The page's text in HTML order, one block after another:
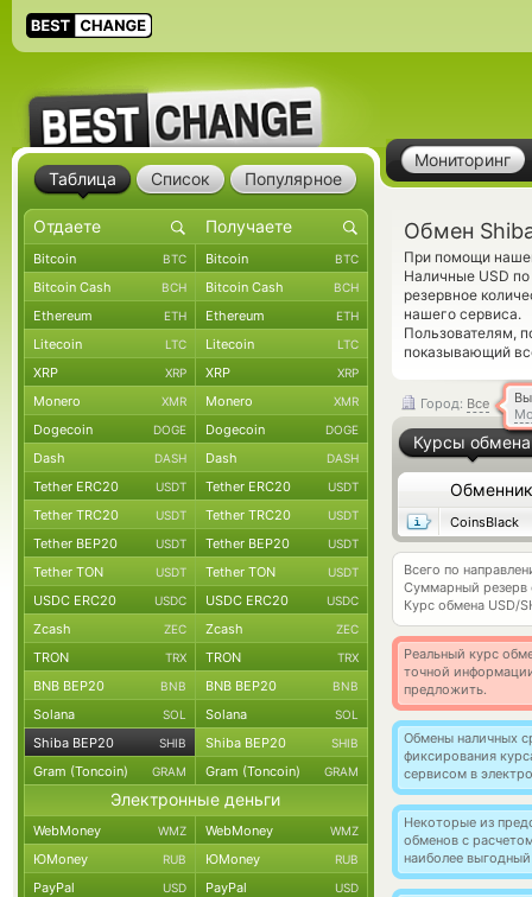
Мониторинг
Обмен
При помощи
Наличные USD
резервное
нашего сервиса.
Пользователям,
показывающий
Город: Все
Курсы обмена
Обменник
CoinsBlack
Всего по
Суммарный резерв
Курс обмена USD/
Реальный курс
точной
предложить.
Обмены наличных
фиксирования
сервисом в
Некоторые из
обменов с
наиболее
Таблица Список Популярное
Bitcoin BTC Bitcoin BTC
Bitcoin Cash BCH Bitcoin Cash BCH
Ethereum ETH Ethereum ETH
Litecoin LTC Litecoin LTC
XRP XRP XRP XRP
Monero XMR Monero XMR
Dogecoin DOGE Dogecoin DOGE
Dash DASH Dash DASH
Tether ERC20 USDT Tether ERC20 USDT
Tether TRC20 USDT Tether TRC20 USDT
Tether BEP20 USDT Tether BEP20 USDT
Tether TON USDT Tether TON USDT
USDC ERC20 USDC USDC ERC20 USDC
Zcash ZEC Zcash ZEC
TRON TRX TRON TRX
BNB BEP20 BNB BNB BEP20 BNB
Solana SOL Solana SOL
Shiba BEP20 SHIB Shiba BEP20 SHIB
Gram (Toncoin) GRAM Gram (Toncoin) GRAM
Электронные деньги
WebMoney WMZ WebMoney WMZ
ЮMoney RUB ЮMoney RUB
PayPal USD PayPal USD